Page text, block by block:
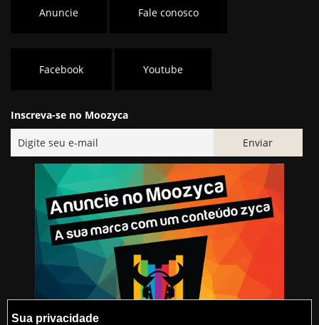
Anuncie Fale conosco
Facebook Youtube
Inscreva-se no Moozyca
Sua privacidade